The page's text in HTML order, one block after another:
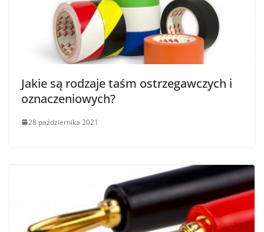
Jakie są rodzaje taśm ostrzegawczych i
oznaczeniowych?
28 października 2021